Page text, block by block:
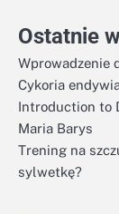
Ostatnie
Wprowadzenie
Cykoria
Introduction to
Maria Barys
Trening na
sylwetkę?